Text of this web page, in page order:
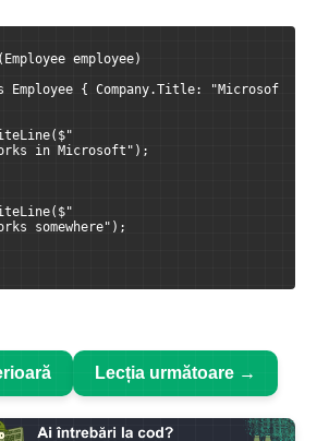
employee)
{ Company.Title: "Microsof
in Microsoft");
somewhere");
Lecția următoare →